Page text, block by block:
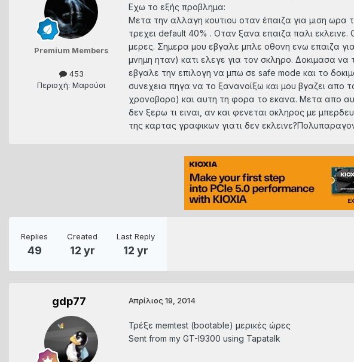
Premium Members
453
Περιοχή: Μαρούσι
Εχω το εξής προβλημα:
Μετα την αλλαγη κουτιου οταν έπαιζα για μιση ωρα
τρεχει default 40% . Οταν ξανα επαιζα παλι
μερες. Σημερα μου εβγαλε μπλε οθονη ενω επαιζα
μνημη ηταν) κατι ελεγε για τον σκληρο. Δοκιμασα
εβγαλε την επιλογη να μπω σε safe mode και το
συνεχεια πηγα να το ξανανοίξω και μου βγαζει απο
χρονοβορο) και αυτη τη φορα το εκανα. Μετα απο
δεν ξερω τι ειναι, αν και φενεται σκληρος με
της καρτας γραφικων γιατι δεν
Replies
49
Created
12 yr
Last Reply
12 yr
gdp77 Απρίλιος 19, 2014
Τρέξε memtest (bootable) μερικές ώρες
Sent from my GT-I9300 using Tapatalk